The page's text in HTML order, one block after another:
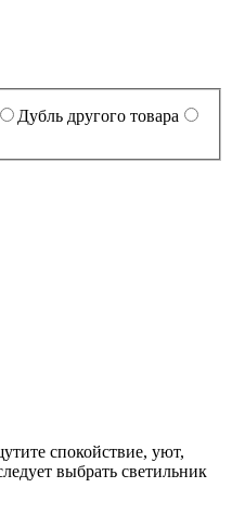
Дубль другого товара
спокойствие, уют,
выбрать светильник